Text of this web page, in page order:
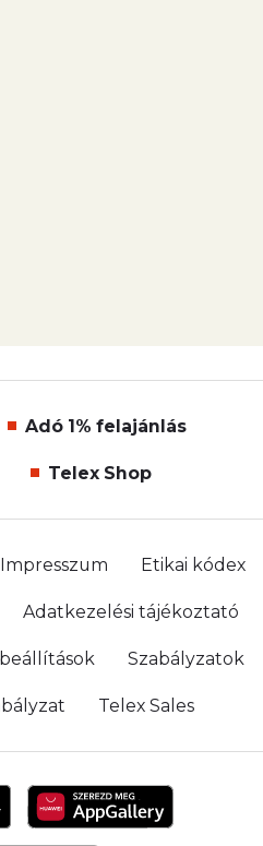
Adó 1% felajánlás
Telex Shop
Impresszum Etikai kódex
Adatkezelési tájékoztató
Szabályzatok
Telex Sales